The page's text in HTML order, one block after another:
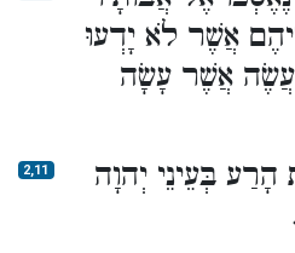
אֲשֶׁר לֹא יָדְעוּ
אֲשֶׁר עָשָׂה
2,11
הָרַע בְּעֵינֵי יְהוָה